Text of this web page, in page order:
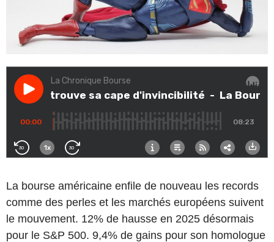
La bourse américaine enfile de nouveau les records
comme des perles et les marchés européens suivent
le mouvement. 12% de hausse en 2025 désormais
pour le S&P 500. 9,4% de gains pour son homologue